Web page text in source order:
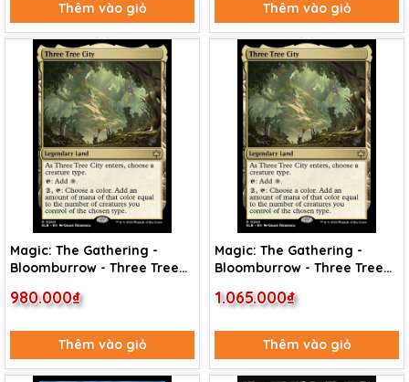
Thêm vào giỏ Thêm vào giỏ
Magic: The Gathering -
Bloomburrow - Three Tree
980.000₫
Thêm vào giỏ
Magic: The Gathering -
Bloomburrow - Three Tree
1.065.000₫
Thêm vào giỏ